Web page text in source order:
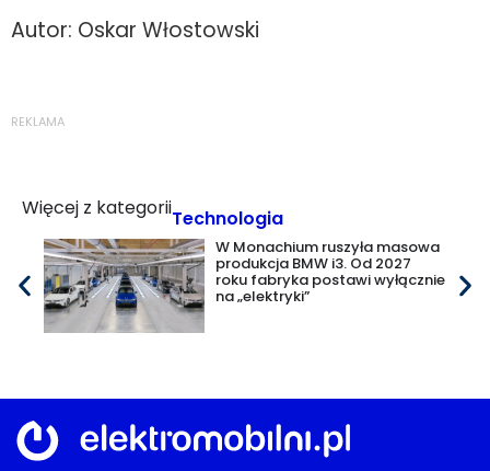
Autor: Oskar Włostowski
REKLAMA
Więcej z kategoriiTechnologia
W Monachium ruszyła masowa
produkcja BMW i3. Od 2027
roku fabryka postawi wyłącznie
na „elektryki”